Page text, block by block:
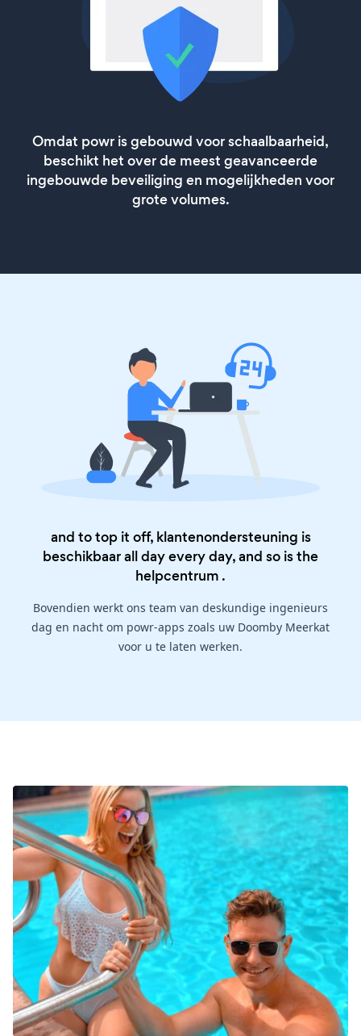
Omdat powr is gebouwd voor schaalbaarheid,
beschikt het over de meest geavanceerde
ingebouwde beveiliging en mogelijkheden voor
grote volumes.
and to top it off, klantenondersteuning is
beschikbaar all day every day, and so is the
helpcentrum .
Bovendien werkt ons team van deskundige ingenieurs
dag en nacht om powr-apps zoals uw Doomby Meerkat
voor u te laten werken.